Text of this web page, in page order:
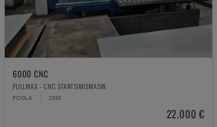
6000 CNC
PULLMAX - CNC STANTSIMISMASIN
POOLA 2001
22.000 €